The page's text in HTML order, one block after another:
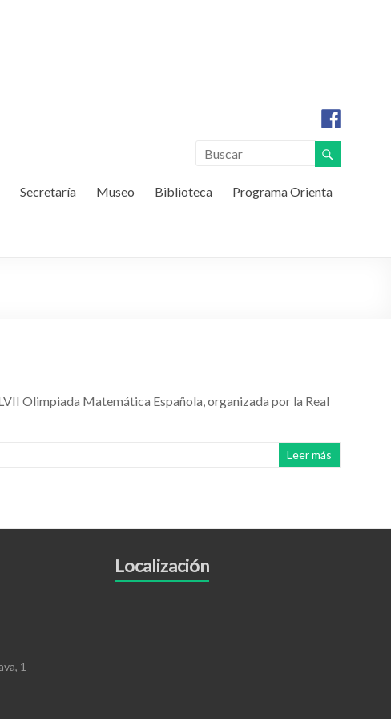
Secretaría Museo Biblioteca Programa Orienta
Olimpiada Matemática Española, organizada por la Real
Leer más
1
Localización